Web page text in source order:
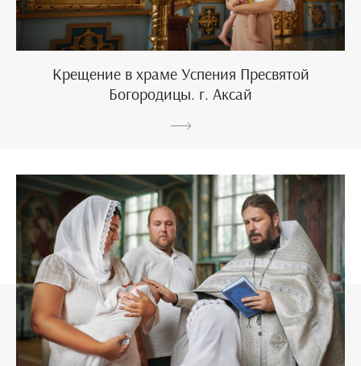
Крещение в храме Успения Пресвятой
Богородицы. г. Аксай